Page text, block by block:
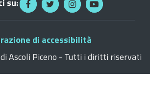
su:
di accessibilità
Ascoli Piceno - Tutti i diritti riservati